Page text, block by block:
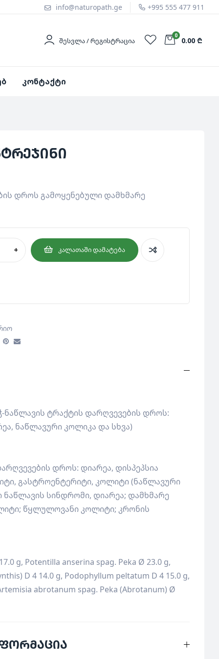
info@naturopath.ge +995 555 477 911
ᲨᲔᲡᲕᲚᲐ / ᲠᲔᲒᲘᲡᲢᲠᲐᲪᲘᲐ
0
0.00 ₾
კონტაქტი
დროს გამოყენებული დამხმარე
+ ᲙᲐᲚᲐᲗᲐᲨᲘ ᲓᲐᲛᲐᲢᲔᲑᲐ
ნაწლავის ტრაქტის დარღვევების დროს:
ნაწლავური კოლიკა და სხვა)
დროს: დიარეა, დისპეპსია
გასტროენტერიტი, კოლიტი (ნაწლავური
ნაწლავის სინდრომი, დიარეა; დამხმარე
წყლულოვანი კოლიტი; კრონის
g, Potentilla anserina spag. Peka Ø 23.0 g,
D 4 14.0 g, Podophyllum peltatum D 4 15.0 g,
abrotanum spag. Peka (Abrotanum) Ø